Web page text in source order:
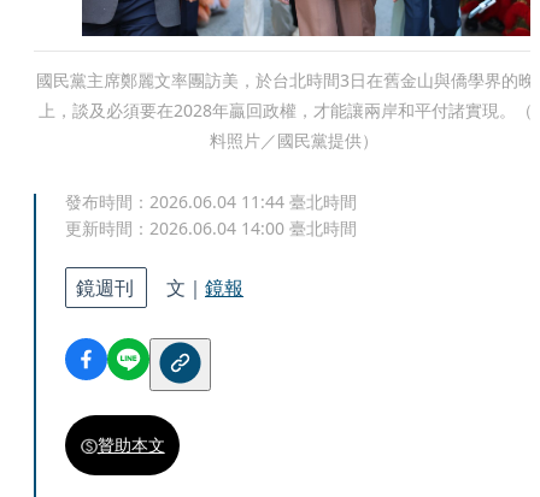
國民黨主席鄭麗文率團訪美，於台北時間3日在舊金山與僑學界的晚
上，談及必須要在2028年贏回政權，才能讓兩岸和平付諸實現。（
料照片／國民黨提供）
發布時間： 2026.06.04 11:44 臺北時間
更新時間： 2026.06.04 14:00 臺北時間
鏡週刊 文｜ 鏡報
贊助本文